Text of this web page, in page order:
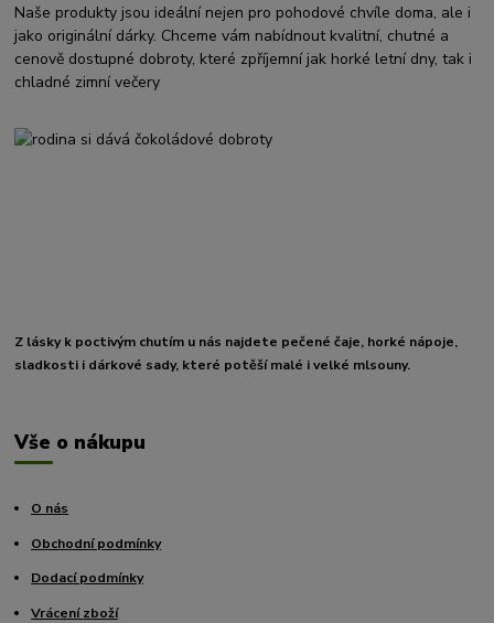
Naše produkty jsou ideální nejen pro pohodové chvíle doma, ale i
jako originální dárky. Chceme vám nabídnout kvalitní, chutné a
cenově dostupné dobroty, které zpříjemní jak horké letní dny, tak i
chladné zimní večery
Z lásky k poctivým chutím u nás najdete pečené čaje, horké nápoje,
sladkosti i dárkové sady, které potěší malé i velké mlsouny.
Vše o nákupu
O nás
Obchodní podmínky
Dodací podmínky
Vrácení zboží